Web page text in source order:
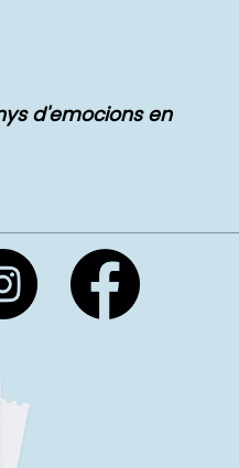
d'emocions en